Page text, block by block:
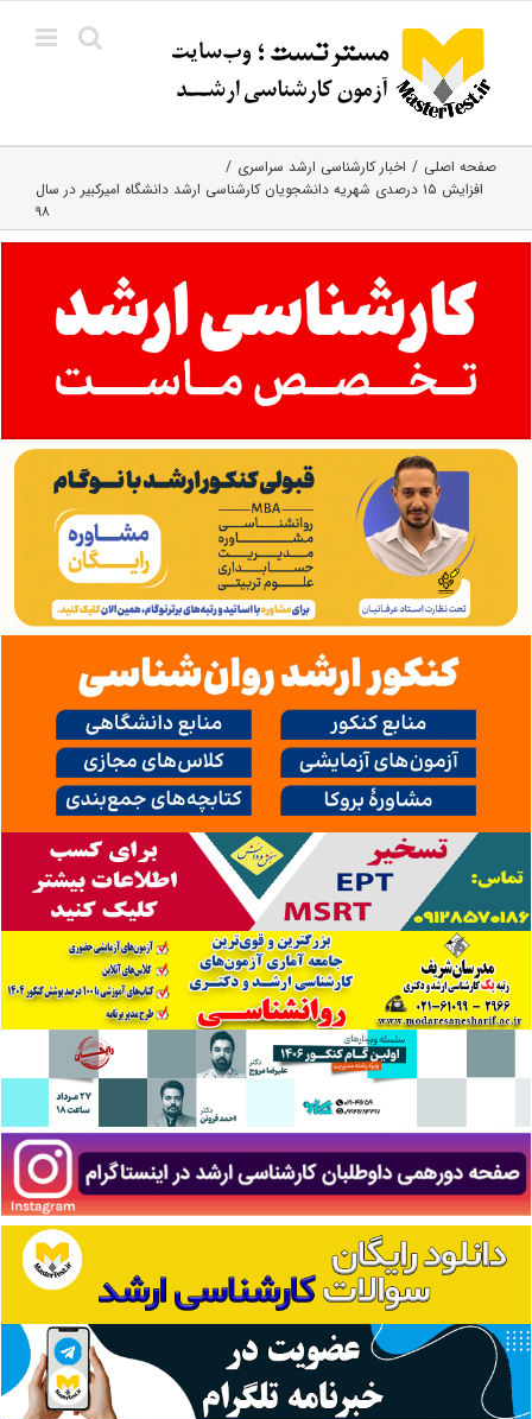
content
صفحه اصلی
اخبار کارشناسی ارشد سراسری
افزایش ۱۵ درصدی شهریه دانشجویان کارشناسی ارشد دانشگاه امیرکبیر در سال
۹۸